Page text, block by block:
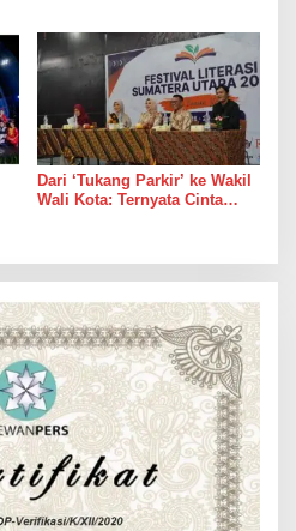
Dari ‘Tukang Parkir’ ke Wakil
Wali Kota: Ternyata Cinta